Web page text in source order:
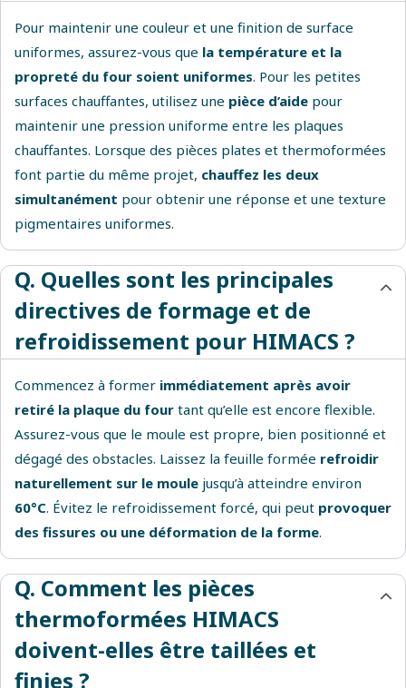
Pour maintenir une couleur et une finition de surface
uniformes, assurez-vous que la température et la
propreté du four soient uniformes. Pour les petites
surfaces chauffantes, utilisez une pièce d’aide pour
maintenir une pression uniforme entre les plaques
chauffantes. Lorsque des pièces plates et thermoformées
font partie du même projet, chauffez les deux
simultanément pour obtenir une réponse et une texture
pigmentaires uniformes.
Q. Quelles sont les principales
directives de formage et de
refroidissement pour HIMACS ?
Commencez à former immédiatement après avoir
retiré la plaque du four tant qu’elle est encore flexible.
Assurez-vous que le moule est propre, bien positionné et
dégagé des obstacles. Laissez la feuille formée refroidir
naturellement sur le moule jusqu’à atteindre environ
60°C. Évitez le refroidissement forcé, qui peut provoquer
des fissures ou une déformation de la forme.
Q. Comment les pièces
thermoformées HIMACS
doivent-elles être taillées et
finies ?